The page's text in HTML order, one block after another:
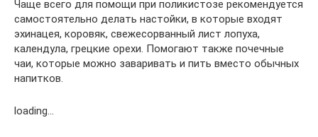
Чаще всего для помощи при поликистозе рекомендуется
самостоятельно делать настойки, в которые входят
эхинацея, коровяк, свежесорванный лист лопуха,
календула, грецкие орехи. Помогают также почечные
чаи, которые можно заваривать и пить вместо обычных
напитков.
loading…